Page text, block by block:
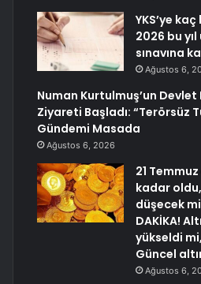
YKS’ye
2026 bu
sınavına
Ağustos 6,
Numan Kurtulmuş’un Devlet
Ziyareti Başladı: “Terörsüz
Gündemi Masada
Ağustos 6, 2026
21
kadar
düşecek
DAKİKA!
yükseldi
Güncel
Ağustos 6,